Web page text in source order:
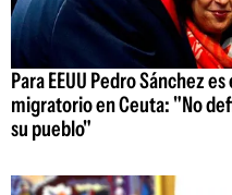
Para EEUU Pedro Sánchez
migratorio en Ceuta: "No
su pueblo"